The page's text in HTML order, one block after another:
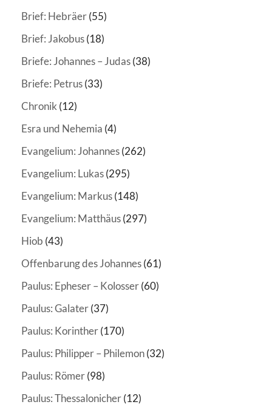
Brief: Hebräer(55)
Brief: Jakobus(18)
Briefe: Johannes – Judas(38)
Briefe: Petrus(33)
Chronik (12)
Esra und Nehemia (4)
Evangelium: Johannes(262)
Evangelium: Lukas(295)
Evangelium: Markus(148)
Evangelium: Matthäus(297)
Hiob (43)
Offenbarung des Johannes(61)
Paulus: Epheser – Kolosser(60)
Paulus: Galater(37)
Paulus: Korinther(170)
Paulus: Philipper – Philemon(32)
Paulus: Römer(98)
Paulus: Thessalonicher(12)